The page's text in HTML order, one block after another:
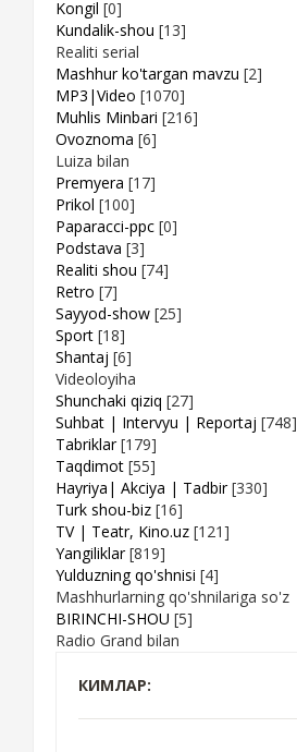
Kongil [0]
Kundalik-shou [13]
Realiti serial
Mashhur ko'targan mavzu [2]
MP3|Video [1070]
Muhlis Minbari [216]
Ovoznoma [6]
Luiza bilan
Premyera [17]
Prikol [100]
Paparacci-ppc [0]
Podstava [3]
Realiti shou [74]
Retro [7]
Sayyod-show [25]
Sport [18]
Shantaj [6]
Videoloyiha
Shunchaki qiziq [27]
Suhbat | Intervyu | Reportaj [748]
Tabriklar [179]
Taqdimot [55]
Hayriya| Akciya | Tadbir [330]
Turk shou-biz [16]
TV | Teatr, Kino.uz [121]
Yangiliklar [819]
Yulduzning qo'shnisi [4]
Mashhurlarning qo'shnilariga so'z
BIRINCHI-SHOU [5]
Radio Grand bilan
КИМЛАР: